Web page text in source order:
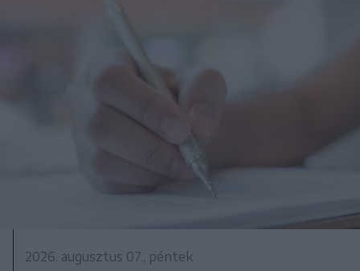
2026. augusztus 07., péntek